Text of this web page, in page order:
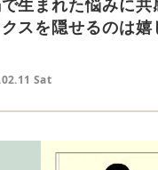
で生まれた悩みに共
スを隠せるのは嬉
Sat